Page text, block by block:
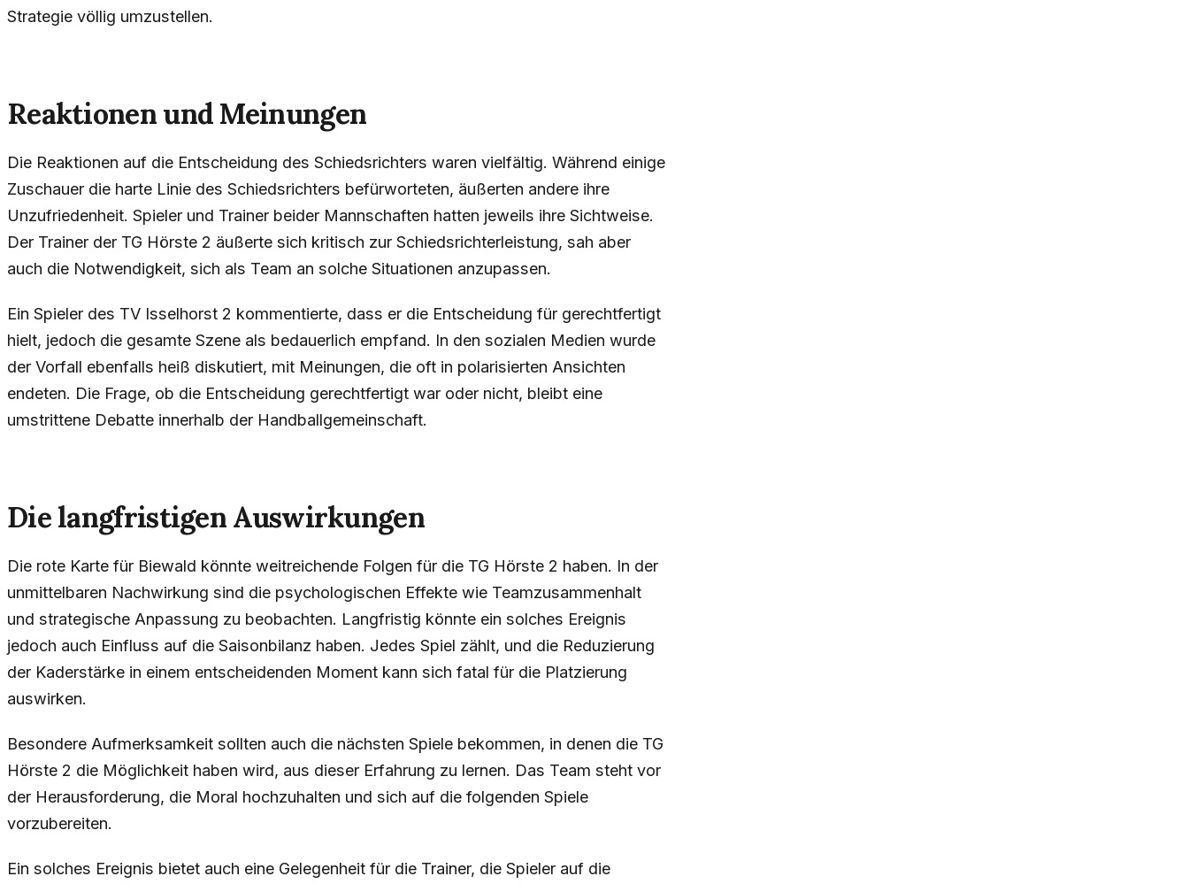
Strategie völlig umzustellen.
Reaktionen und Meinungen
Die Reaktionen auf die Entscheidung des Schiedsrichters waren vielfältig. Während einige
Zuschauer die harte Linie des Schiedsrichters befürworteten, äußerten andere ihre
Unzufriedenheit. Spieler und Trainer beider Mannschaften hatten jeweils ihre Sichtweise.
Der Trainer der TG Hörste 2 äußerte sich kritisch zur Schiedsrichterleistung, sah aber
auch die Notwendigkeit, sich als Team an solche Situationen anzupassen.
Ein Spieler des TV Isselhorst 2 kommentierte, dass er die Entscheidung für gerechtfertigt
hielt, jedoch die gesamte Szene als bedauerlich empfand. In den sozialen Medien wurde
der Vorfall ebenfalls heiß diskutiert, mit Meinungen, die oft in polarisierten Ansichten
endeten. Die Frage, ob die Entscheidung gerechtfertigt war oder nicht, bleibt eine
umstrittene Debatte innerhalb der Handballgemeinschaft.
Die langfristigen Auswirkungen
Die rote Karte für Biewald könnte weitreichende Folgen für die TG Hörste 2 haben. In der
unmittelbaren Nachwirkung sind die psychologischen Effekte wie Teamzusammenhalt
und strategische Anpassung zu beobachten. Langfristig könnte ein solches Ereignis
jedoch auch Einfluss auf die Saisonbilanz haben. Jedes Spiel zählt, und die Reduzierung
der Kaderstärke in einem entscheidenden Moment kann sich fatal für die Platzierung
auswirken.
Besondere Aufmerksamkeit sollten auch die nächsten Spiele bekommen, in denen die TG
Hörste 2 die Möglichkeit haben wird, aus dieser Erfahrung zu lernen. Das Team steht vor
der Herausforderung, die Moral hochzuhalten und sich auf die folgenden Spiele
vorzubereiten.
Ein solches Ereignis bietet auch eine Gelegenheit für die Trainer, die Spieler auf die